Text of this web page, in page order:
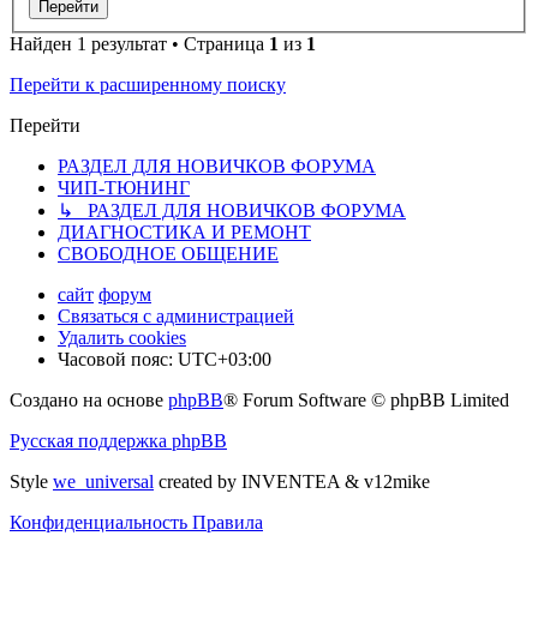
Найден 1 результат • Страница 1 из 1
Перейти к расширенному поиску
Перейти
РАЗДЕЛ ДЛЯ НОВИЧКОВ ФОРУМА
ЧИП-ТЮНИНГ
↳ РАЗДЕЛ ДЛЯ НОВИЧКОВ ФОРУМА
ДИАГНОСТИКА И РЕМОНТ
СВОБОДНОЕ ОБЩЕНИЕ
сайт форум
Связаться с администрацией
Удалить cookies
Часовой пояс: UTC+03:00
Создано на основе phpBB® Forum Software © phpBB Limited
Русская поддержка phpBB
Style we_universal created by INVENTEA & v12mike
Конфиденциальность Правила